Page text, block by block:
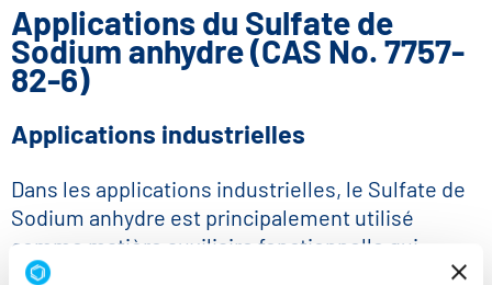
Applications du Sulfate de
Sodium anhydre (CAS No. 7757-
82-6)
Applications industrielles
Dans les applications industrielles, le Sulfate de
Sodium anhydre est principalement utilisé
comme matière auxiliaire fonctionnelle qui
soutient des processus de fabrication stables et